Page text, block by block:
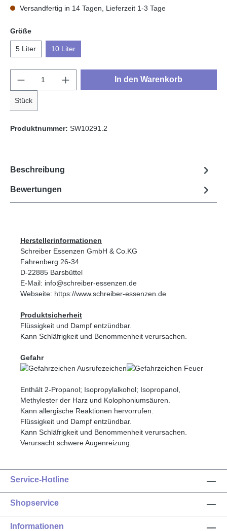
Versandfertig in 14 Tagen, Lieferzeit 1-3 Tage
Größeauswählen
5 Liter 10 Liter
Produkt Anzahl: Gib den gewünschten
Stück
In den Warenkorb
Produktnummer: SW10291.2
Beschreibung
Bewertungen
Herstellerinformationen
Schreiber Essenzen GmbH & Co.KG
Fahrenberg 26-34
D-22885 Barsbüttel
E-Mail: info@schreiber-essenzen.de
Webseite: https://www.schreiber-essenzen.de
Produktsicherheit
Flüssigkeit und Dampf entzündbar.
Kann Schläfrigkeit und Benommenheit verursachen.
Gefahr
Enthält 2-Propanol; Isopropylalkohol; Isopropanol,
Methylester der Harz und Kolophoniumsäuren.
Kann allergische Reaktionen hervorrufen.
Flüssigkeit und Dampf entzündbar.
Kann Schläfrigkeit und Benommenheit verursachen.
Verursacht schwere Augenreizung.
Service-Hotline
Shopservice
Informationen